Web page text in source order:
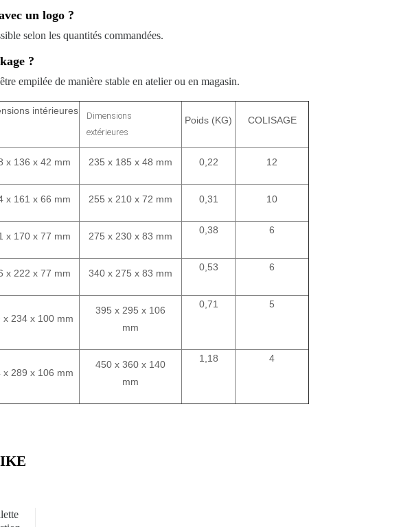
un logo ?
selon les quantités commandées.
?
empilée de manière stable en atelier ou en magasin.
intérieures
Dimensions
extérieures
Poids (KG) COLISAGE
x 136 x 42 mm 235 x 185 x 48 mm 0,22 12
x 161 x 66 mm 255 x 210 x 72 mm 0,31 10
x 170 x 77 mm 275 x 230 x 83 mm
0,38 6
x 222 x 77 mm 340 x 275 x 83 mm
0,53 6
x 234 x 100 mm
395 x 295 x 106
mm
0,71 5
x 289 x 106 mm
450 x 360 x 140
mm
1,18 4